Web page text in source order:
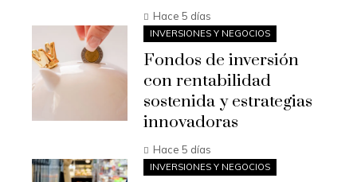
Hace 5 días
INVERSIONES Y NEGOCIOS
Fondos de inversión
con rentabilidad
sostenida y estrategias
innovadoras
Hace 5 días
INVERSIONES Y NEGOCIOS